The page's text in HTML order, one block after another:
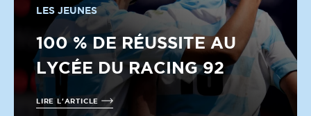
LES JEUNES
100 % DE RÉUSSITE AU
LYCÉE DU RACING 92
LIRE L'ARTICLE